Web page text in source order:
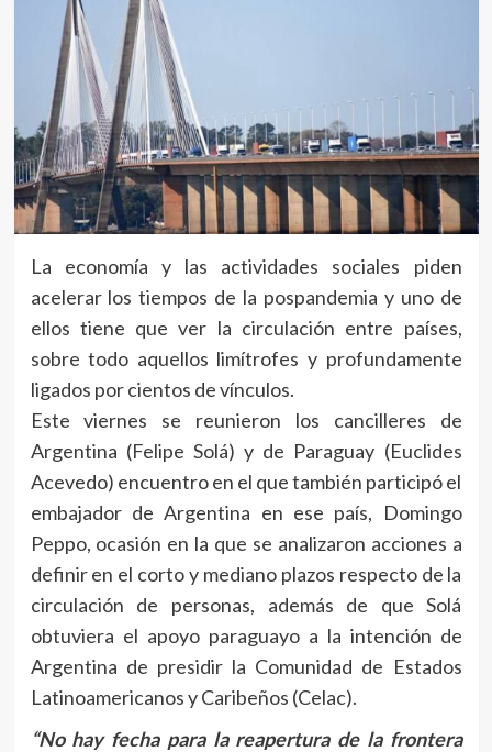
La economía y las actividades sociales piden
acelerar los tiempos de la pospandemia y uno de
ellos tiene que ver la circulación entre países,
sobre todo aquellos limítrofes y profundamente
ligados por cientos de vínculos.
Este viernes se reunieron los cancilleres de
Argentina (Felipe Solá) y de Paraguay (Euclides
Acevedo) encuentro en el que también participó el
embajador de Argentina en ese país, Domingo
Peppo, ocasión en la que se analizaron acciones a
definir en el corto y mediano plazos respecto de la
circulación de personas, además de que Solá
obtuviera el apoyo paraguayo a la intención de
Argentina de presidir la Comunidad de Estados
Latinoamericanos y Caribeños (Celac).
“No hay fecha para la reapertura de la frontera